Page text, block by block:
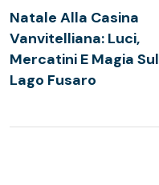
Natale Alla Casina
Vanvitelliana: Luci,
Mercatini E Magia Sul
Lago Fusaro